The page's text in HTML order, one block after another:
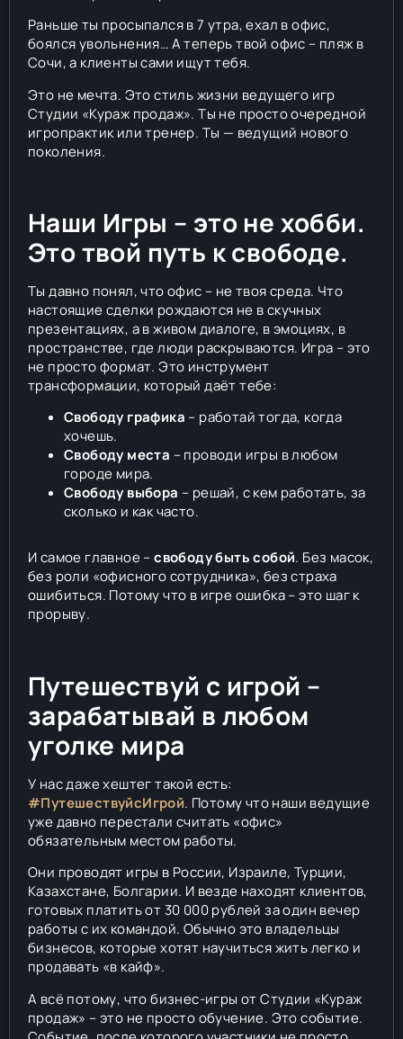
Раньше ты просыпался в 7 утра, ехал в офис,
боялся увольнения… А теперь твой офис – пляж в
Сочи, а клиенты сами ищут тебя.
Это не мечта. Это стиль жизни ведущего игр
Студии «Кураж продаж». Ты не просто очередной
игропрактик или тренер. Ты — ведущий нового
поколения.
Наши Игры – это не хобби.
Это твой путь к свободе.
Ты давно понял, что офис – не твоя среда. Что
настоящие сделки рождаются не в скучных
презентациях, а в живом диалоге, в эмоциях, в
пространстве, где люди раскрываются. Игра – это
не просто формат. Это инструмент
трансформации, который даёт тебе:
Свободу графика – работай тогда, когда
хочешь.
Свободу места – проводи игры в любом
городе мира.
Свободу выбора – решай, с кем работать, за
сколько и как часто.
И самое главное –свободу быть собой. Без масок,
без роли «офисного сотрудника», без страха
ошибиться. Потому что в игре ошибка – это шаг к
прорыву.
Путешествуй с игрой –
зарабатывай в любом
уголке мира
У нас даже хештег такой есть:
#ПутешествуйсИгрой. Потому что наши ведущие
уже давно перестали считать «офис»
обязательным местом работы.
Они проводят игры в России, Израиле, Турции,
Казахстане, Болгарии. И везде находят клиентов,
готовых платить от 30 000 рублей за один вечер
работы с их командой. Обычно это владельцы
бизнесов, которые хотят научиться жить легко и
продавать «в кайф».
А всё потому, что бизнес-игры от Студии «Кураж
продаж» – это не просто обучение. Это событие.